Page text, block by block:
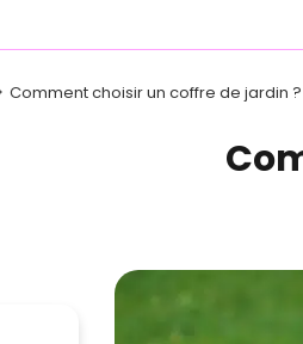
Comment choisir un coffre de jardin ?